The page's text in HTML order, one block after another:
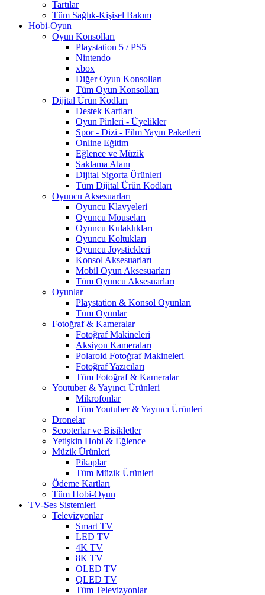
Tartılar
Tüm Sağlık-Kişisel Bakım
Hobi-Oyun
Oyun Konsolları
Playstation 5 / PS5
Nintendo
xbox
Diğer Oyun Konsolları
Tüm Oyun Konsolları
Dijital Ürün Kodları
Destek Kartları
Oyun Pinleri - Üyelikler
Spor - Dizi - Film Yayın Paketleri
Online Eğitim
Eğlence ve Müzik
Saklama Alanı
Dijital Sigorta Ürünleri
Tüm Dijital Ürün Kodları
Oyuncu Aksesuarları
Oyuncu Klavyeleri
Oyuncu Mouseları
Oyuncu Kulaklıkları
Oyuncu Koltukları
Oyuncu Joystickleri
Konsol Aksesuarları
Mobil Oyun Aksesuarları
Tüm Oyuncu Aksesuarları
Oyunlar
Playstation & Konsol Oyunları
Tüm Oyunlar
Fotoğraf & Kameralar
Fotoğraf Makineleri
Aksiyon Kameraları
Polaroid Fotoğraf Makineleri
Fotoğraf Yazıcıları
Tüm Fotoğraf & Kameralar
Youtuber & Yayıncı Ürünleri
Mikrofonlar
Tüm Youtuber & Yayıncı Ürünleri
Dronelar
Scooterlar ve Bisikletler
Yetişkin Hobi & Eğlence
Müzik Ürünleri
Pikaplar
Tüm Müzik Ürünleri
Ödeme Kartları
Tüm Hobi-Oyun
TV-Ses Sistemleri
Televizyonlar
Smart TV
LED TV
4K TV
8K TV
OLED TV
QLED TV
Tüm Televizyonlar